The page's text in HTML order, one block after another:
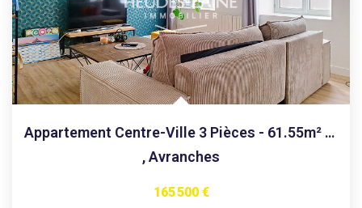
Appartement Centre-Ville 3 Pièces - 61.55m² 50300...
,Avranches
165 500 €